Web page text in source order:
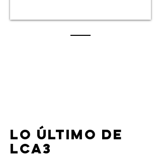
lo último de
lca3